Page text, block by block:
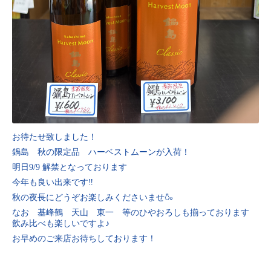
お待たせ致しました！
鍋島 秋の限定品 ハーベストムーンが入荷！
明日9/9 解禁となっております
今年も良い出来です‼️
秋の夜長にどうぞお楽しみくださいませ🍶
なお 基峰鶴 天山 東一 等のひやおろしも揃っております
飲み比べも楽しいですよ♪
お早めのご来店お待ちしております！